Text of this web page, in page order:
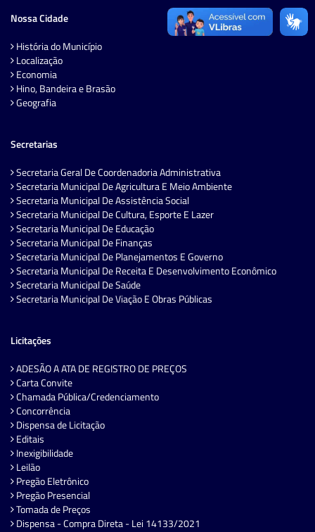
Nossa Cidade
História do Município
Localização
Economia
Hino, Bandeira e Brasão
Geografia
Secretarias
Secretaria Geral De Coordenadoria Administrativa
Secretaria Municipal De Agricultura E Meio Ambiente
Secretaria Municipal De Assistência Social
Secretaria Municipal De Cultura, Esporte E Lazer
Secretaria Municipal De Educação
Secretaria Municipal De Finanças
Secretaria Municipal De Planejamentos E Governo
Secretaria Municipal De Receita E Desenvolvimento Econômico
Secretaria Municipal De Saúde
Secretaria Municipal De Viação E Obras Públicas
Licitações
ADESÃO A ATA DE REGISTRO DE PREÇOS
Carta Convite
Chamada Pública/Credenciamento
Concorrência
Dispensa de Licitação
Editais
Inexigibilidade
Leilão
Pregão Eletrônico
Pregão Presencial
Tomada de Preços
Dispensa - Compra Direta - Lei 14133/2021